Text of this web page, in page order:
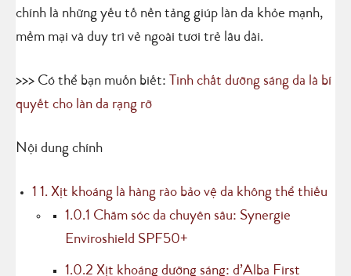
chính là những yếu tố nền tảng giúp làn da khỏe mạnh,
mềm mại và duy trì vẻ ngoài tươi trẻ lâu dài.
>>> Có thể bạn muốn biết: Tinh chất dưỡng sáng da là bí
quyết cho làn da rạng rỡ
Nội dung chính
1 1. Xịt khoáng là hàng rào bảo vệ da không thể thiếu
1.0.1 Chăm sóc da chuyên sâu: Synergie
Enviroshield SPF50+
1.0.2 Xịt khoáng dưỡng sáng: d’Alba First